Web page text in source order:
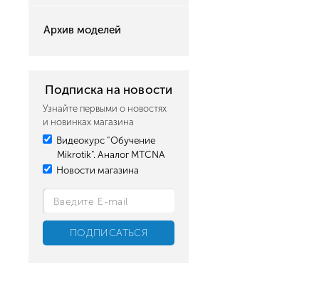
Архив моделей
Подписка на новости
Узнайте первыми о новостях
и новинках магазина
Видеокурс "Обучение
Mikrotik". Аналог MTCNA
Новости магазина